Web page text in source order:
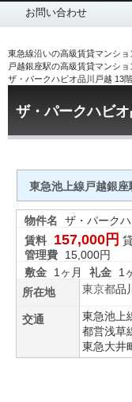
お問い合わせ
東急線沿いの高級賃貸マンショ
戸越銀座駅の高級賃貸マンショ
ザ・パークハビオ品川戸越 13
ザ・パークハビ
東急池上線戸越銀
物件名
ザ・パーク
賃料
157,000円
管理費
15,000円
敷金
1ヶ月 礼金
1
所在地
東京都品
交通 東急池上
都営浅草
東急大井